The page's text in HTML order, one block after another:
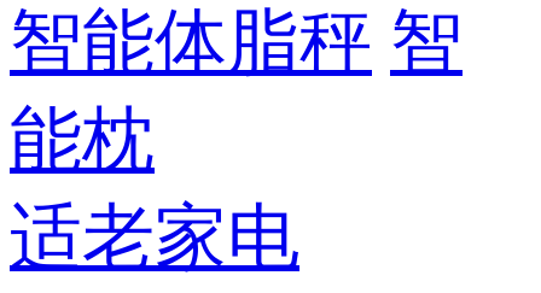
智能体脂秤 智
能枕
适老家电